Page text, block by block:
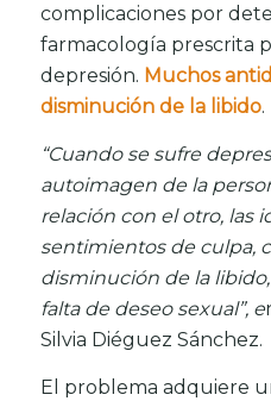
complicaciones por
farmacología prescrita
depresión. Muchos
disminución de la libido.
“Cuando se sufre
autoimagen de la
relación con el otro, las
sentimientos de culpa,
disminución de la
falta de deseo sexual”, e
Silvia Diéguez Sánchez.
El problema adquiere